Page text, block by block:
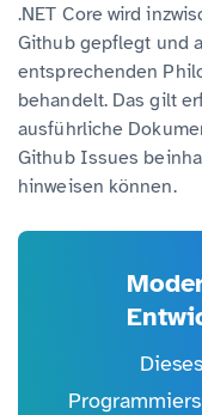
.NET Core wird
Github gepflegt und
entsprechenden
behandelt. Das gilt
ausführliche
Github Issues
hinweisen können.